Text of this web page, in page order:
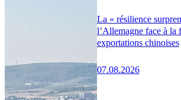
La « résilience
l’Allemagne face à la
exportations chinoises
07.08.2026